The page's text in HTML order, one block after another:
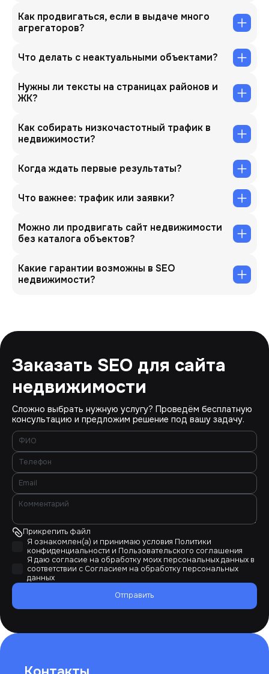
Как продвигаться, если в выдаче много
агрегаторов?
Что делать с неактуальными объектами?
Нужны ли тексты на страницах районов и
ЖК?
Как собирать низкочастотный трафик в
недвижимости?
Когда ждать первые результаты?
Что важнее: трафик или заявки?
Можно ли продвигать сайт недвижимости
без каталога объектов?
Какие гарантии возможны в SEO
недвижимости?
Заказать SEO для сайта
недвижимости
Сложно выбрать нужную услугу? Проведём бесплатную
консультацию и предложим решение под вашу задачу.
Прикрепить файл
Я ознакомлен(а) и принимаю условия Политики
конфиденциальности и Пользовательского соглашения
Я даю согласие на обработку моих персональных данных в
соответствии с Согласием на обработку персональных
данных
Отправить